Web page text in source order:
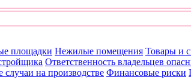
площадки Нежилые помещения Товары и
Ответственность владельцев
случаи на производстве Финансовые риски